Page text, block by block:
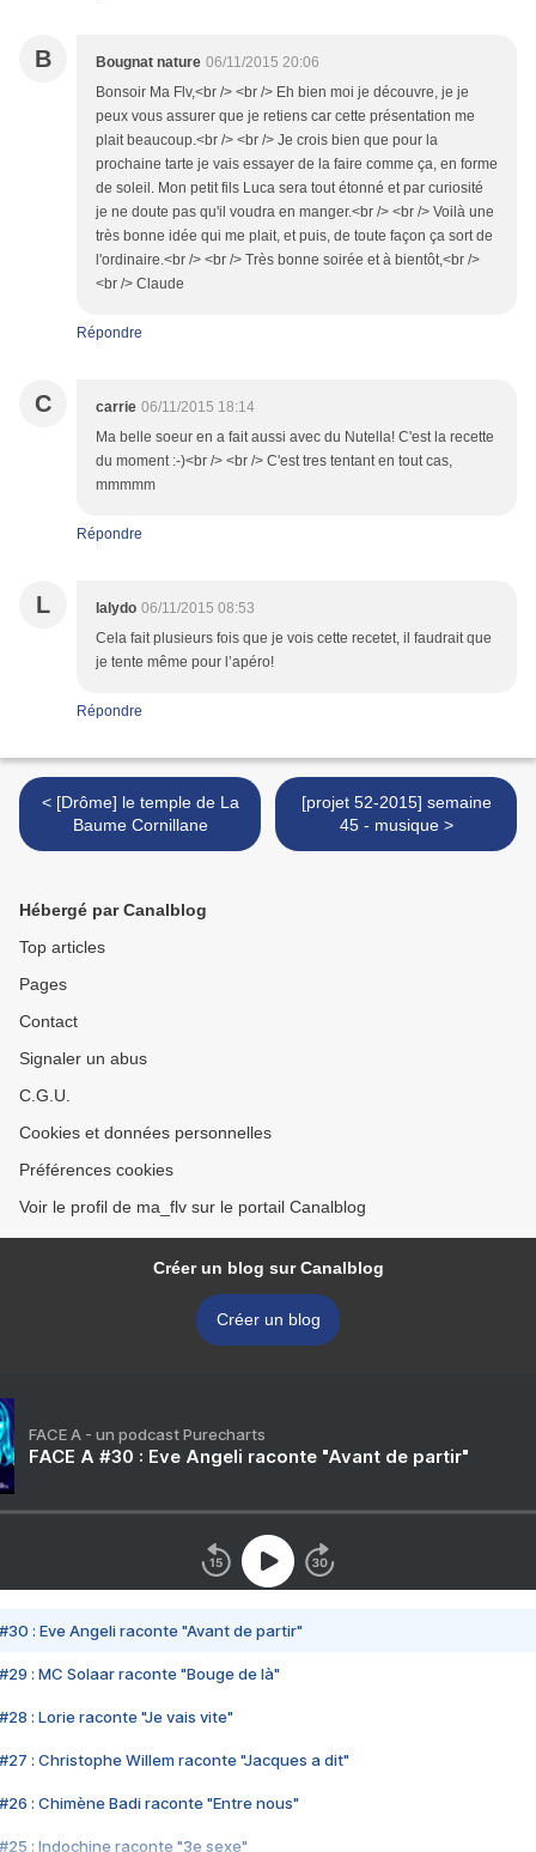
B Bougnat nature 06/11/2015 20:06
Bonsoir Ma Flv,<br /> <br /> Eh bien moi je découvre, je je
peux vous assurer que je retiens car cette présentation me
plait beaucoup.<br /> <br /> Je crois bien que pour la
prochaine tarte je vais essayer de la faire comme ça, en forme
de soleil. Mon petit fils Luca sera tout étonné et par curiosité
je ne doute pas qu'il voudra en manger.<br /> <br /> Voilà une
très bonne idée qui me plait, et puis, de toute façon ça sort de
l'ordinaire.<br /> <br /> Très bonne soirée et à bientôt,<br />
<br /> Claude
Répondre
C carrie 06/11/2015 18:14
Ma belle soeur en a fait aussi avec du Nutella! C'est la recette
du moment :-)<br /> <br /> C'est tres tentant en tout cas,
mmmmm
Répondre
L lalydo 06/11/2015 08:53
Cela fait plusieurs fois que je vois cette recetet, il faudrait que
je tente même pour l’apéro!
Répondre
< [Drôme] le temple de La
Baume Cornillane
[projet 52-2015] semaine
45 - musique >
Hébergé par Canalblog
Top articles
Pages
Contact
Signaler un abus
C.G.U.
Cookies et données personnelles
Préférences cookies
Voir le profil de ma_flv sur le portail Canalblog
Créer un blog sur Canalblog
Créer un blog
FACE A - un podcast Purecharts
FACE A #30 : Eve Angeli raconte "Avant de partir"
#30 : Eve Angeli raconte "Avant de partir"
#29 : MC Solaar raconte "Bouge de là"
#28 : Lorie raconte "Je vais vite"
#27 : Christophe Willem raconte "Jacques a dit"
#26 : Chimène Badi raconte "Entre nous"
#25 : Indochine raconte "3e sexe"